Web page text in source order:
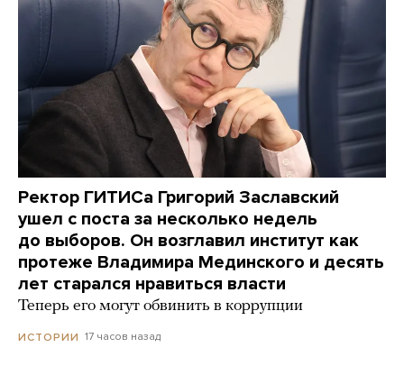
Ректор ГИТИСа Григорий Заславский
ушел с поста за несколько недель
до выборов. Он возглавил институт как
протеже Владимира Мединского и десять
лет старался нравиться власти
Теперь его могут обвинить в коррупции
ИСТОРИИ 17 часов назад